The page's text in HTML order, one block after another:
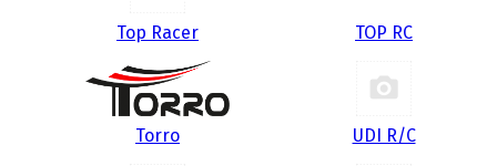
Top Racer TOP RC
Torro UDI R/С